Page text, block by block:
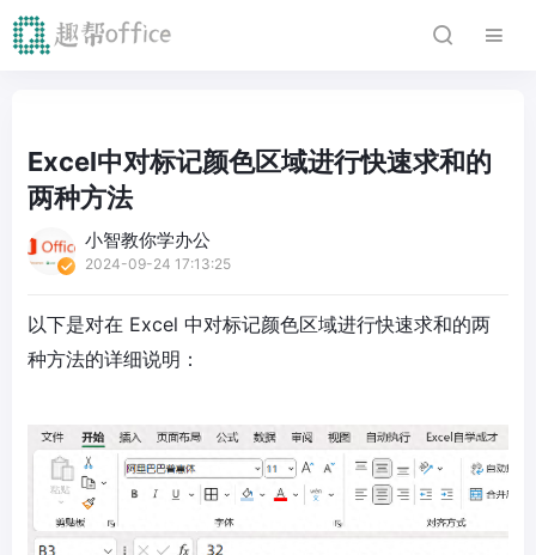
Excel中对标记颜色区域进行快速求和的
两种方法
小智教你学办公
2024-09-24 17:13:25
以下是对在 Excel 中对标记颜色区域进行快速求和的两
种方法的详细说明：